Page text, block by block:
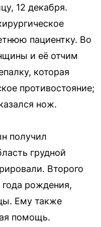
12 декабря.
пациентку. Во
и её отчим
которая
противостояние;
нож.
получил
грудной
Второго
года рождения,
Ему также
помощь.